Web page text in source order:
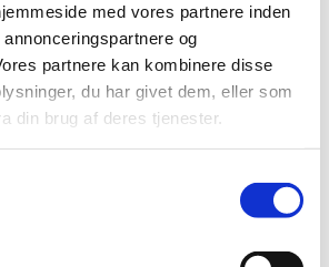
med vores partnere inden
og
partnere kan kombinere disse
du har givet dem, eller som
din brug af deres tjenester.
skal sikre
– også i fremtiden
mæglingsordning skal